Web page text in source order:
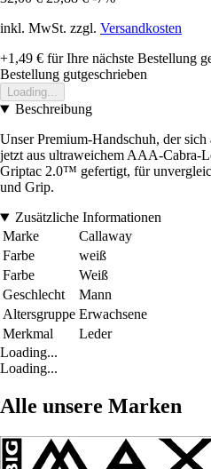
inkl. MwSt. zzgl. Versandkosten
+1,49 € für Ihre nächste Bestellung
Bestellung gutgeschrieben
Loading...
Beschreibung
Unser Premium-Handschuh, der
jetzt aus ultraweichem AAA-Cabra-
Griptac 2.0™ gefertigt, für
und Grip.
Zusätzliche Informationen
Marke
Callaway
Farbe
weiß
Farbe
Weiß
Geschlecht
Mann
Altersgruppe Erwachsene
Merkmal
Leder
Loading...
Loading...
Alle unsere Marken